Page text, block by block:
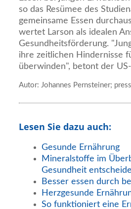
so das Resümee des
gemeinsame Essen
wertet Larson als idealen
Gesundheitsförderung.
ihre zeitlichen Hindernisse
überwinden", betont der
Autor: Johannes Pernsteiner;
Lesen Sie dazu auch:
Gesunde Ernährung
Mineralstoffe im
Gesundheit
Besser essen durch
Herzgesunde
So funktioniert eine